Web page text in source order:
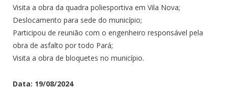
Visita a obra da quadra poliesportiva em Vila Nova;
Deslocamento para sede do município;
Participou de reunião com o engenheiro responsável pela
obra de asfalto por todo Pará;
Visita a obra de bloquetes no município.
Data: 19/08/2024